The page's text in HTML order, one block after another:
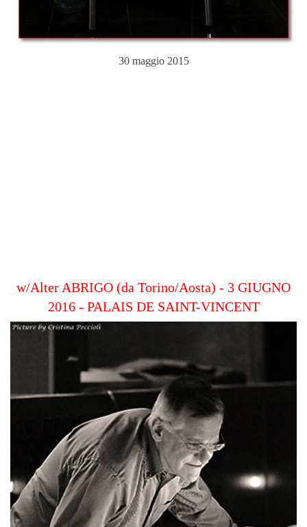
30 maggio 2015
w/Alter ABRIGO (da Torino/Aosta) - 3 GIUGNO
2016 - PALAIS DE SAINT-VINCENT